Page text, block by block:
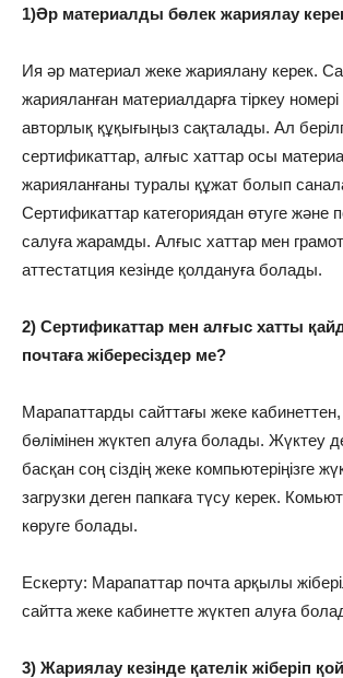
1)Әр материалды бөлек жариялау
Ия әр материал жеке жариялану керек.
жарияланған материалдарға тіркеу номері
авторлық құқығыңыз сақталады. Ал
сертификаттар, алғыс хаттар осы
жарияланғаны туралы құжат болып
Сертификаттар категориядан өтуге және
салуға жарамды. Алғыс хаттар мен
аттестатция кезінде қолдануға болады.
2) Сертификаттар мен алғыс хатты
почтаға жібересіздер ме?
Марапаттарды сайттағы жеке кабинеттен,
бөлімінен жүктеп алуға болады. Жүктеу
басқан соң сіздің жеке компьютеріңізге
загрузки деген папкаға түсу керек.
көруге болады.
Ескерту: Марапаттар почта арқылы
сайтта жеке кабинетте жүктеп алуға
3) Жариялау кезінде қателік жіберіп